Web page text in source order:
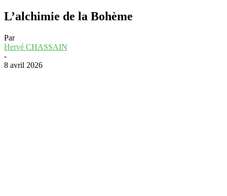
L’alchimie de la Bohème
Par
Hervé CHASSAIN
-
8 avril 2026